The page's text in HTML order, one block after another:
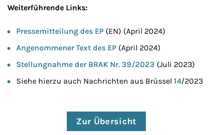
Weiterführende Links:
Pressemitteilung des EP (EN) (April 2024)
Angenommener Text des EP (April 2024)
Stellungnahme der BRAK Nr. 39/2023 (Juli 2023)
Siehe hierzu auch Nachrichten aus Brüssel 14/2023
Zur Übersicht